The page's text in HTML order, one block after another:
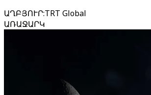
ԱՂԲՅՈՒՐ:TRT Global
ԱՌԱՋԱՐԿ